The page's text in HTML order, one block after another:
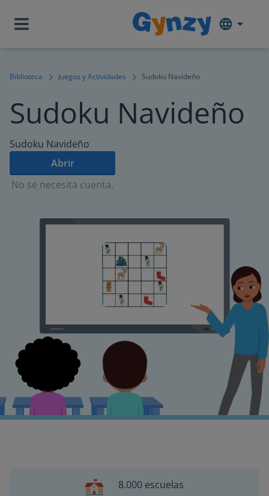
Biblioteca Juegos y Actividades Sudoku Navideño
Sudoku Navideño
Sudoku Navideño
Abrir
No se necesita cuenta.
8.000 escuelas